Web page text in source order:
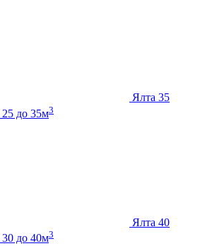
Ялта 35
до 35м3
Ялта 40
до 40м3